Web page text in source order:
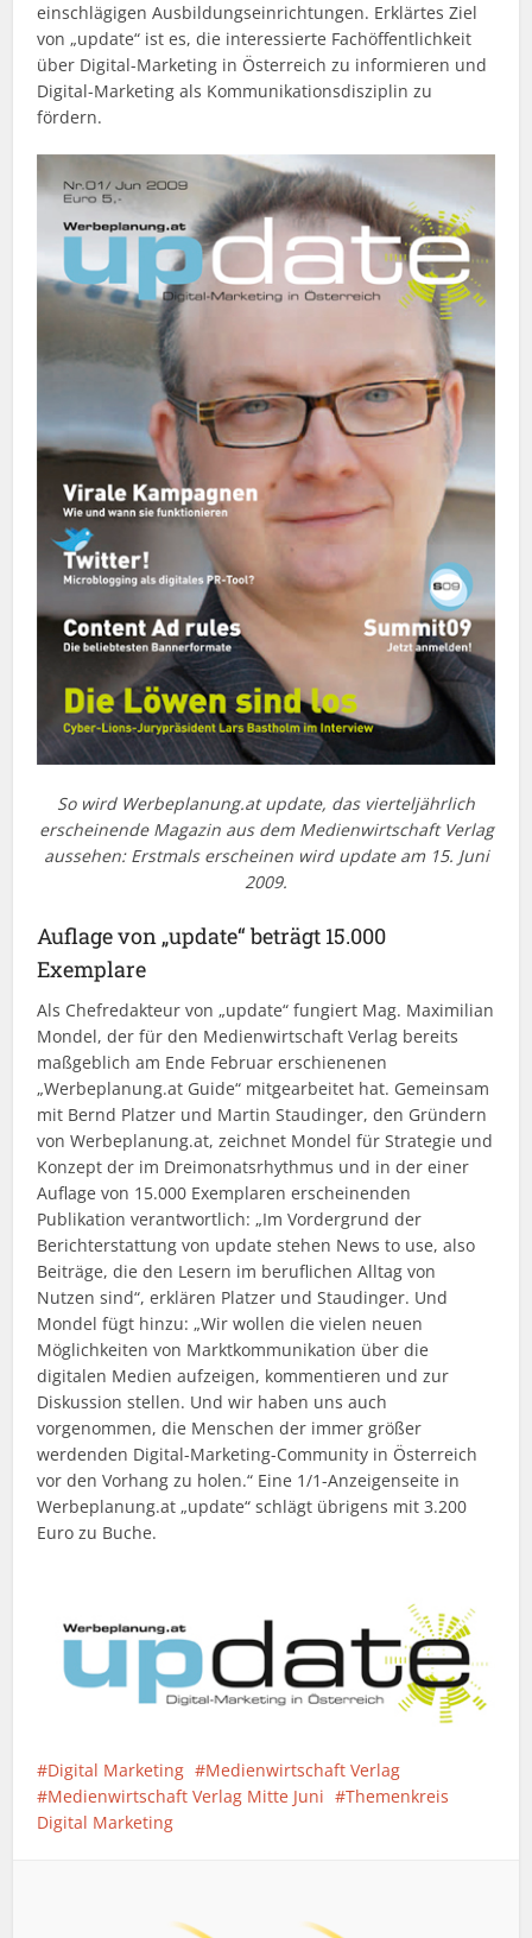
einschlägigen Ausbildungseinrichtungen. Erklärtes Ziel
von „update“ ist es, die interessierte Fachöffentlichkeit
über Digital-Marketing in Österreich zu informieren und
Digital-Marketing als Kommunikationsdisziplin zu
fördern.
So wird Werbeplanung.at update, das vierteljährlich
erscheinende Magazin aus dem Medienwirtschaft Verlag
aussehen: Erstmals erscheinen wird update am 15. Juni
2009.
Auflage von „update“ beträgt 15.000
Exemplare
Als Chefredakteur von „update“ fungiert Mag. Maximilian
Mondel, der für den Medienwirtschaft Verlag bereits
maßgeblich am Ende Februar erschienenen
„Werbeplanung.at Guide“ mitgearbeitet hat. Gemeinsam
mit Bernd Platzer und Martin Staudinger, den Gründern
von Werbeplanung.at, zeichnet Mondel für Strategie und
Konzept der im Dreimonatsrhythmus und in der einer
Auflage von 15.000 Exemplaren erscheinenden
Publikation verantwortlich: „Im Vordergrund der
Berichterstattung von update stehen News to use, also
Beiträge, die den Lesern im beruflichen Alltag von
Nutzen sind“, erklären Platzer und Staudinger. Und
Mondel fügt hinzu: „Wir wollen die vielen neuen
Möglichkeiten von Marktkommunikation über die
digitalen Medien aufzeigen, kommentieren und zur
Diskussion stellen. Und wir haben uns auch
vorgenommen, die Menschen der immer größer
werdenden Digital-Marketing-Community in Österreich
vor den Vorhang zu holen.“ Eine 1/1-Anzeigenseite in
Werbeplanung.at „update“ schlägt übrigens mit 3.200
Euro zu Buche.
Digital Marketing
Medienwirtschaft Verlag
Medienwirtschaft Verlag Mitte Juni
Themenkreis
Digital Marketing